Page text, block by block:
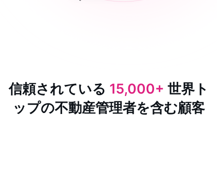
信頼されている 15,000+ 世界ト
ップの不動産管理者を含む顧客